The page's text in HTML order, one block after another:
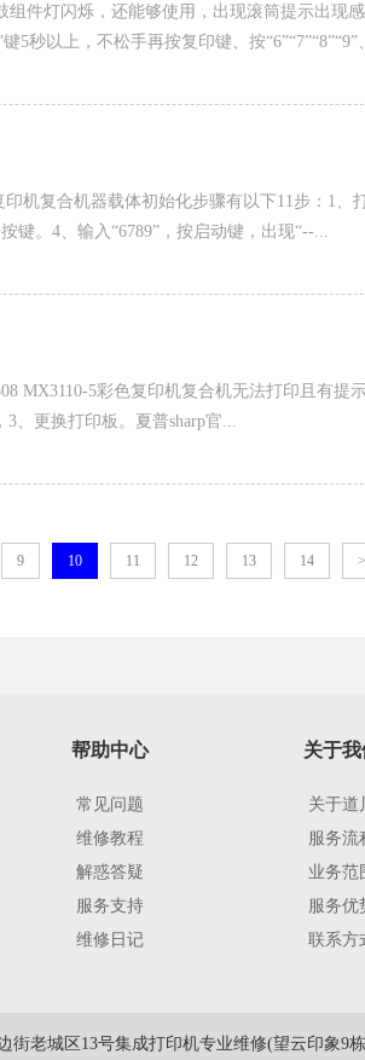
组件灯闪烁，还能够使用，出现滚筒提示出
秒以上，不松手再按复印键、按“6”“7”“8”“9”
印机复合机器载体初始化步骤有以下11步：1
键。4、输入“6789”，按启动键，出现“--...
MX3110-5彩色复印机复合机无法打印且有
、更换打印板。夏普sharp官...
9 10 11 12 13 14 >
帮助中心
常见问题
维修教程
解惑答疑
服务支持
维修日记
关于我
关于道
服务流
业务范
服务优
联系方
街老城区13号集成打印机专业维修(望云印象9